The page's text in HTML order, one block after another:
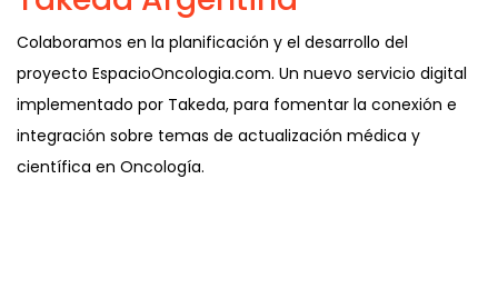
Colaboramos en la planificación y el desarrollo del
proyecto EspacioOncologia.com. Un nuevo servicio digital
implementado por Takeda, para fomentar la conexión e
integración sobre temas de actualización médica y
científica en Oncología.